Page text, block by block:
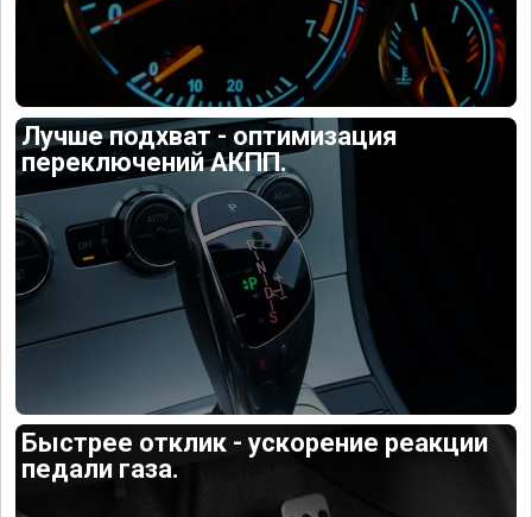
Лучше подхват - оптимизация
переключений АКПП.
Быстрее отклик - ускорение реакции
педали газа.